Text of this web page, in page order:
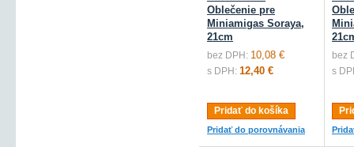
Oblečenie pre
Miniamigas Soraya,
21cm
bez DPH: 10,08 €
s DPH: 12,40 €
Pridať do košíka
Pridať do porovnávania
bez
s